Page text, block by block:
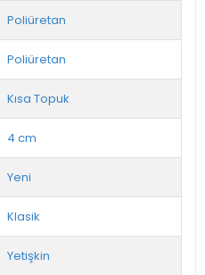
Poliüretan
Poliüretan
Kısa Topuk
4 cm
Yeni
Klasik
Yetişkin